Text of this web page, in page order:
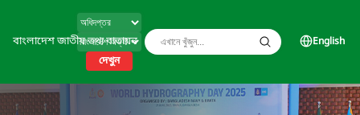
বাংলাদেশ জাতীয় তথ্য বাতায়ন
দেখুন
English